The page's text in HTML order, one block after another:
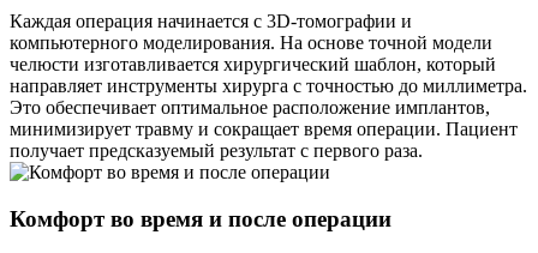
Каждая операция начинается с 3D-томографии и
компьютерного моделирования. На основе точной модели
челюсти изготавливается хирургический шаблон, который
направляет инструменты хирурга с точностью до миллиметра.
Это обеспечивает оптимальное расположение имплантов,
минимизирует травму и сокращает время операции. Пациент
получает предсказуемый результат с первого раза.
Комфорт во время и после операции